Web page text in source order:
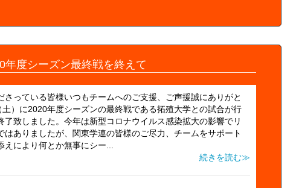
年度シーズン最終戦を終えて
さっている皆様いつもチームへのご支援、ご声援誠にありがと
）に2020年度シーズンの最終戦である拓殖大学との試合が行
了致しました。今年は新型コロナウイルス感染拡大の影響でリ
はありましたが、関東学連の皆様のご尽力、チームをサポート
により何とか無事にシー...
続きを読む≫